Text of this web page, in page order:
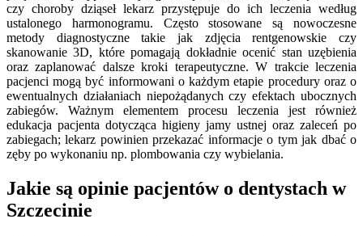
czy choroby dziąseł lekarz przystępuje do ich leczenia według
ustalonego harmonogramu. Często stosowane są nowoczesne
metody diagnostyczne takie jak zdjęcia rentgenowskie czy
skanowanie 3D, które pomagają dokładnie ocenić stan uzębienia
oraz zaplanować dalsze kroki terapeutyczne. W trakcie leczenia
pacjenci mogą być informowani o każdym etapie procedury oraz o
ewentualnych działaniach niepożądanych czy efektach ubocznych
zabiegów. Ważnym elementem procesu leczenia jest również
edukacja pacjenta dotycząca higieny jamy ustnej oraz zaleceń po
zabiegach; lekarz powinien przekazać informacje o tym jak dbać o
zęby po wykonaniu np. plombowania czy wybielania.
Jakie są opinie pacjentów o dentystach w
Szczecinie